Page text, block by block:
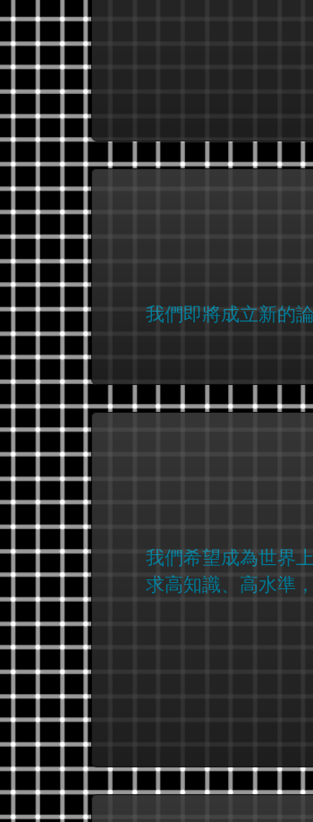
我們即將成立新的
我們希望成為世界
求高知識、高水準